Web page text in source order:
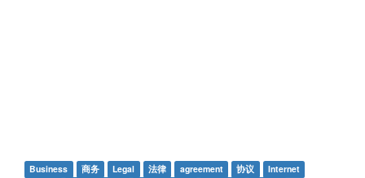
Business 商务 Legal 法律 agreement 协议
Internet